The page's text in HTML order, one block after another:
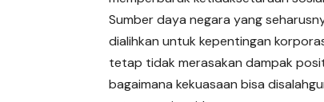
Sumber daya negara yang
dialihkan untuk kepentingan
tetap tidak merasakan dampak
bagaimana kekuasaan bisa